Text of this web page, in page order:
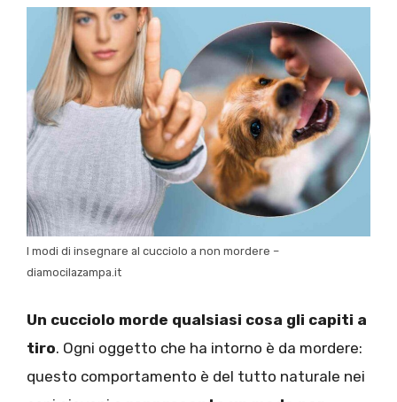
I modi di insegnare al cucciolo a non mordere –
diamocilazampa.it
Un cucciolo morde qualsiasi cosa gli capiti a
tiro. Ogni oggetto che ha intorno è da mordere:
questo comportamento è del tutto naturale nei